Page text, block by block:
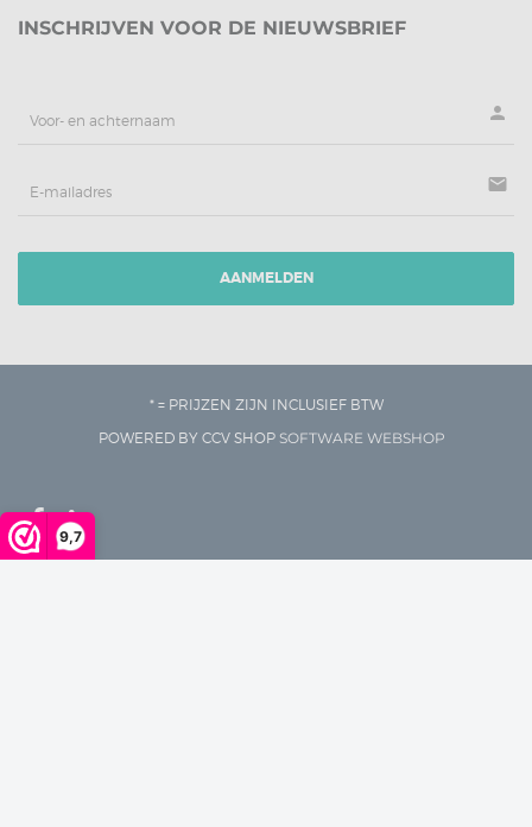
9,7
INSCHRIJVEN VOOR DE NIEUWSBRIEF
person
mail
AANMELDEN
* = PRIJZEN ZIJN INCLUSIEF BTW
POWERED BY CCV SHOP SOFTWARE WEBSHOP